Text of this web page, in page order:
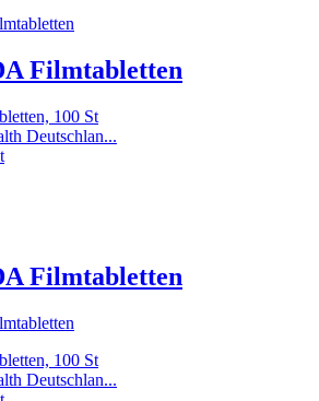
Filmtabletten
100 St
Deutschlan...
Filmtabletten
100 St
Deutschlan...